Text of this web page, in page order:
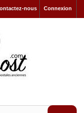
Connexion
nous